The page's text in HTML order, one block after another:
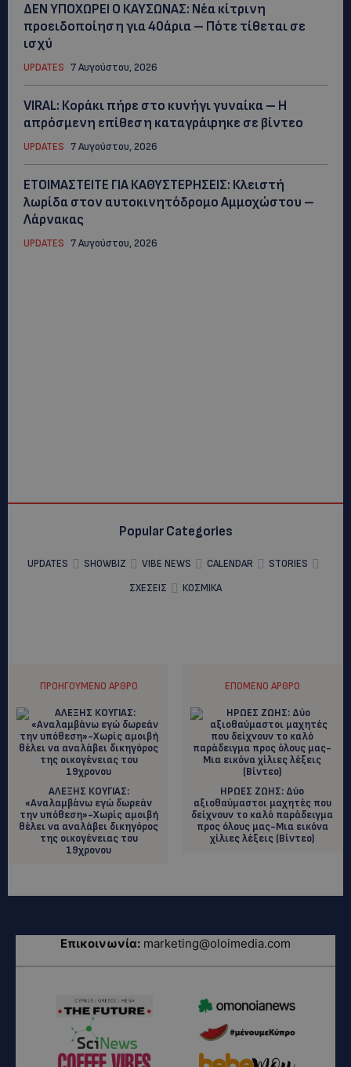
ΔΕΝ ΥΠΟΧΩΡΕΙ Ο ΚΑΥΣΩΝΑΣ: Νέα κίτρινη
προειδοποίηση για 40άρια – Πότε τίθεται σε
ισχύ
UPDATES 7 Αυγούστου, 2026
VIRAL: Κοράκι πήρε στο κυνήγι γυναίκα – Η
απρόσμενη επίθεση καταγράφηκε σε βίντεο
UPDATES 7 Αυγούστου, 2026
ΕΤΟΙΜΑΣΤΕΙΤΕ ΓΙΑ ΚΑΘΥΣΤΕΡΗΣΕΙΣ: Κλειστή
λωρίδα στον αυτοκινητόδρομο Αμμοχώστου –
Λάρνακας
UPDATES 7 Αυγούστου, 2026
Popular Categories
UPDATES SHOWBIZ VIBE NEWS CALENDAR
STORIES
ΣΧΕΣΕΙΣ
ΚΟΣΜΙΚΑ
ΠΡΟΗΓΟΎΜΕΝΟ ΆΡΘΡΟ
ΑΛΕΞΗΣ ΚΟΥΓΙΑΣ:
«Αναλαμβάνω εγώ δωρεάν
την υπόθεση»-Χωρίς αμοιβή
θέλει να αναλάβει δικηγόρος
της οικογένειας του
19χρονου
ΕΠΌΜΕΝΟ ΆΡΘΡΟ
HΡΩΕΣ ΖΩΗΣ: Δύο
αξιοθαύμαστοι μαχητές που
δείχνουν το καλό παράδειγμα
προς όλους μας-Μια εικόνα
χίλιες λέξεις (Βίντεο)
Επικοινωνία: marketing@oloimedia.com